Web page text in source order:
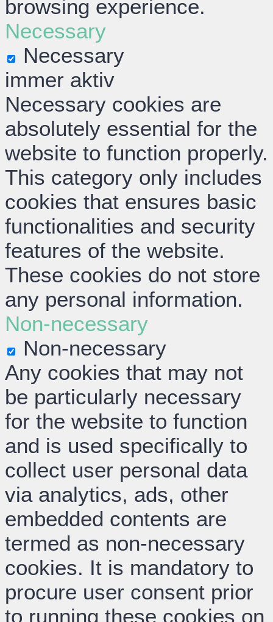
browsing experience.
Necessary
Necessary
immer aktiv
Necessary cookies are
absolutely essential for the
website to function properly.
This category only includes
cookies that ensures basic
functionalities and security
features of the website.
These cookies do not store
any personal information.
Non-necessary
Non-necessary
Any cookies that may not
be particularly necessary
for the website to function
and is used specifically to
collect user personal data
via analytics, ads, other
embedded contents are
termed as non-necessary
cookies. It is mandatory to
procure user consent prior
to running these cookies on